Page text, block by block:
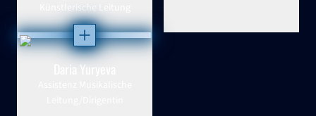
Künstlerische Leitung
Öffnen
Daria Yuryeva